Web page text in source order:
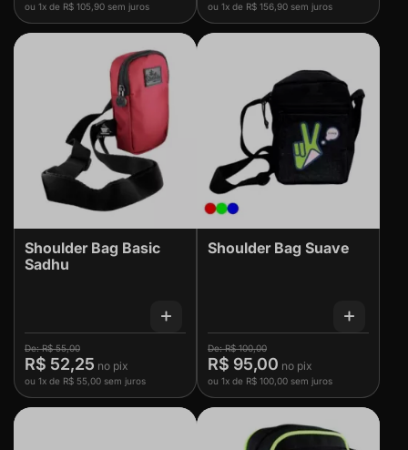
ou 1x de R$ 105,90 sem juros ou 1x de R$ 156,90 sem juros
Shoulder Bag Basic
Sadhu
R$ 55,00
R$ 52,25
ou 1x de R$ 55,00 sem juros
Shoulder Bag Suave
R$ 100,00
R$ 95,00
ou 1x de R$ 100,00 sem juros